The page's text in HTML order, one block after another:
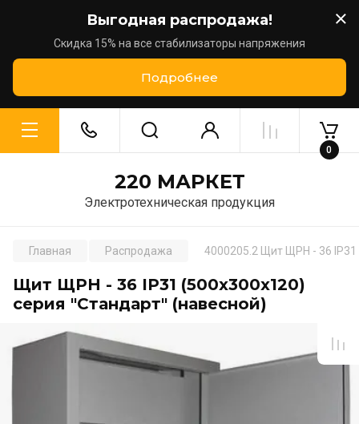
Выгодная распродажа!
Скидка 15% на все стабилизаторы напряжения
Подробнее
220 МАРКЕТ
Электротехническая продукция
0
Главная Распродажа 4000205.2 Щит ЩРН - 36 IP31
Щит ЩРН - 36 IP31 (500х300х120)
серия "Стандарт" (навесной)